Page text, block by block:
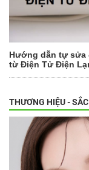
Hướng dẫn tự sửa
từ Điện Tử Điện
THƯƠNG HIỆU -